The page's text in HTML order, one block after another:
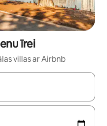
īrei
villas ar Airbnb
bultiņu uz augšu un